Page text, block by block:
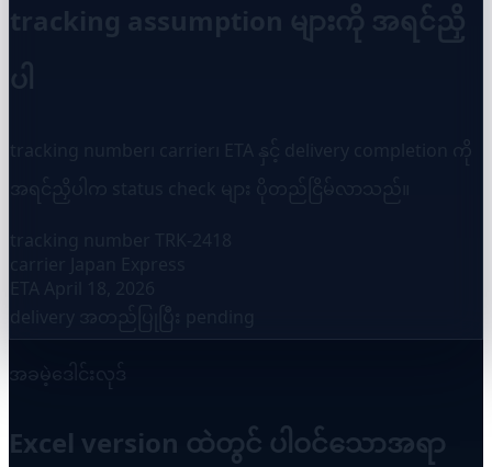
tracking assumption များကို အရင်ညှိ
ပါ
tracking number၊ carrier၊ ETA နှင့် delivery completion ကို
အခမဲ့ဒေါင်းလုဒ်
Excel version ထဲတွင် ပါဝင်သောအရာ